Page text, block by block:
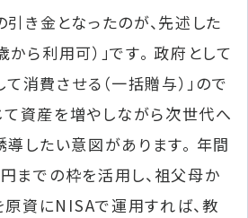
き金となったのが、先述した
ら利用可）」です。 政府として
消費させる（一括贈与）」ので
て資産を増やしながら次世代へ
導したい意図があります。 年間
までの枠を活用し、祖父母か
資にNISAで運用すれば、教